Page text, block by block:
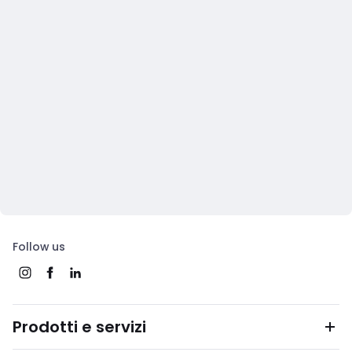
Follow us
Prodotti e servizi